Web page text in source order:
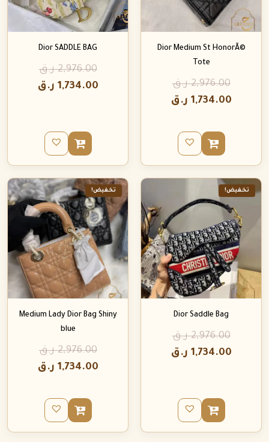
Dior Medium St HonorÃ©
Tote
2,976.00 ر.ق
1,734.00 ر.ق
Dior SADDLE BAG
2,976.00 ر.ق
1,734.00 ر.ق
تخفيض!
Dior Saddle Bag
2,976.00 ر.ق
1,734.00 ر.ق
تخفيض!
Medium Lady Dior Bag Shiny
blue
2,976.00 ر.ق
1,734.00 ر.ق